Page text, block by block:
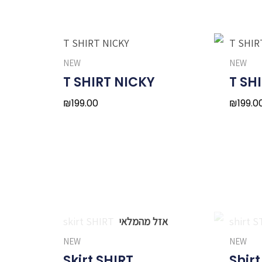
NEW
T
₪
NEW
T SHIRT NICKY
₪199.00
NEW
NEW